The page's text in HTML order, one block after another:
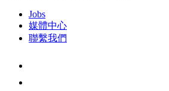
Jobs
媒體中心
聯繫我們